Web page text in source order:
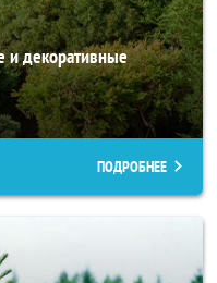
и декоративные
ПОДРОБНЕЕ